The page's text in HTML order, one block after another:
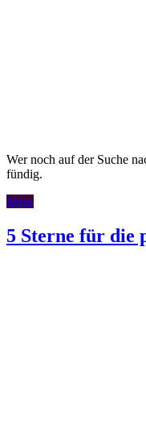
Wer noch auf der Suche
fündig.
Mehr
5 Sterne für die